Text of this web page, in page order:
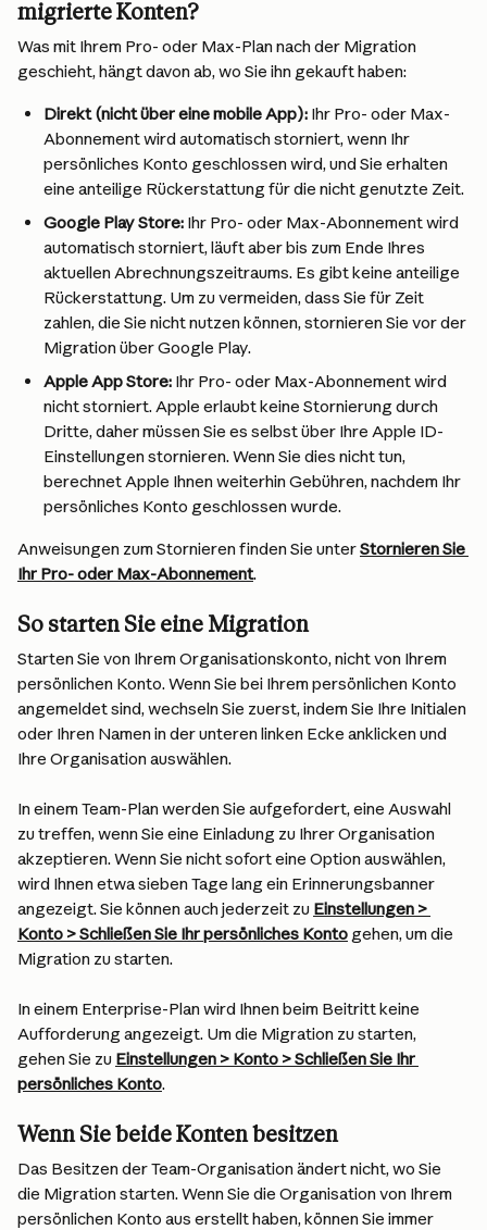
migrierte Konten?
Was mit Ihrem Pro- oder Max-Plan nach der Migration
geschieht, hängt davon ab, wo Sie ihn gekauft haben:
Direkt (nicht über eine mobile App): Ihr Pro- oder Max-
Abonnement wird automatisch storniert, wenn Ihr
persönliches Konto geschlossen wird, und Sie erhalten
eine anteilige Rückerstattung für die nicht genutzte Zeit.
Google Play Store: Ihr Pro- oder Max-Abonnement wird
automatisch storniert, läuft aber bis zum Ende Ihres
aktuellen Abrechnungszeitraums. Es gibt keine anteilige
Rückerstattung. Um zu vermeiden, dass Sie für Zeit
zahlen, die Sie nicht nutzen können, stornieren Sie vor der
Migration über Google Play.
Apple App Store: Ihr Pro- oder Max-Abonnement wird
nicht storniert. Apple erlaubt keine Stornierung durch
Dritte, daher müssen Sie es selbst über Ihre Apple ID-
Einstellungen stornieren. Wenn Sie dies nicht tun,
berechnet Apple Ihnen weiterhin Gebühren, nachdem Ihr
persönliches Konto geschlossen wurde.
Anweisungen zum Stornieren finden Sie unter Stornieren Sie
Ihr Pro- oder Max-Abonnement.
So starten Sie eine Migration
Starten Sie von Ihrem Organisationskonto, nicht von Ihrem
persönlichen Konto. Wenn Sie bei Ihrem persönlichen Konto
angemeldet sind, wechseln Sie zuerst, indem Sie Ihre Initialen
oder Ihren Namen in der unteren linken Ecke anklicken und
Ihre Organisation auswählen.
In einem Team-Plan werden Sie aufgefordert, eine Auswahl
zu treffen, wenn Sie eine Einladung zu Ihrer Organisation
akzeptieren. Wenn Sie nicht sofort eine Option auswählen,
wird Ihnen etwa sieben Tage lang ein Erinnerungsbanner
angezeigt. Sie können auch jederzeit zu Einstellungen >
Konto > Schließen Sie Ihr persönliches Konto gehen, um die
Migration zu starten.
In einem Enterprise-Plan wird Ihnen beim Beitritt keine
Aufforderung angezeigt. Um die Migration zu starten,
gehen Sie zu Einstellungen > Konto > Schließen Sie Ihr
persönliches Konto.
Wenn Sie beide Konten besitzen
Das Besitzen der Team-Organisation ändert nicht, wo Sie
die Migration starten. Wenn Sie die Organisation von Ihrem
persönlichen Konto aus erstellt haben, können Sie immer